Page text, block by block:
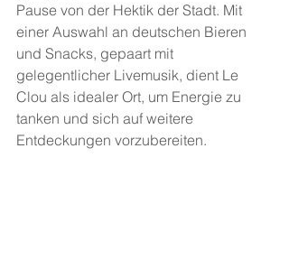
Pause von der Hektik der Stadt. Mit
einer Auswahl an deutschen Bieren
und Snacks, gepaart mit
gelegentlicher Livemusik, dient Le
Clou als idealer Ort, um Energie zu
tanken und sich auf weitere
Entdeckungen vorzubereiten.